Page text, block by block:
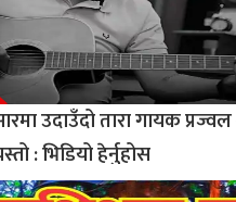
उदाउँदो तारा गायक प्रज्वल
: भिडियो हेर्नुहोस